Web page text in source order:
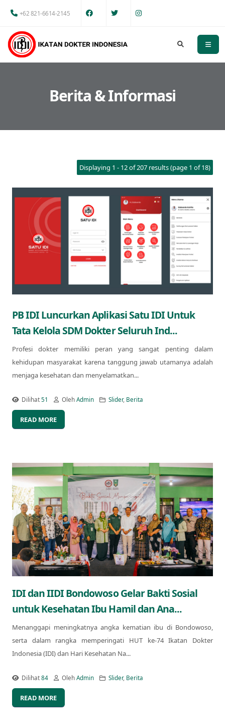
+62 821-6614-2145
Berita & Informasi
Displaying 1 - 12 of 207 results (page 1 of 18)
PB IDI Luncurkan Aplikasi Satu IDI Untuk
Tata Kelola SDM Dokter Seluruh Ind...
Profesi dokter memiliki peran yang sangat penting dalam
kehidupan masyarakat karena tanggung jawab utamanya adalah
menjaga kesehatan dan menyelamatkan...
Dilihat51 OlehAdmin Slider, Berita
READ MORE
IDI dan IIDI Bondowoso Gelar Bakti Sosial
untuk Kesehatan Ibu Hamil dan Ana...
Menanggapi meningkatnya angka kematian ibu di Bondowoso,
serta dalam rangka memperingati HUT ke-74 Ikatan Dokter
Indonesia (IDI) dan Hari Kesehatan Na...
Dilihat84 OlehAdmin Slider, Berita
READ MORE